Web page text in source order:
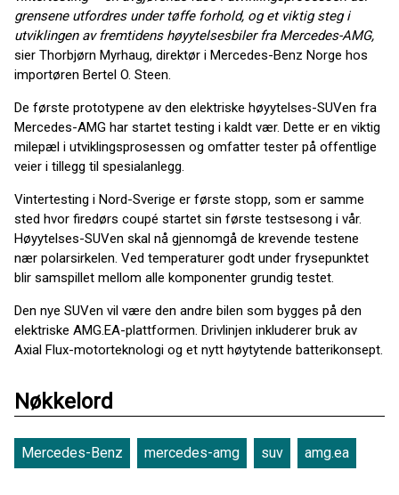
grensene utfordres under tøffe forhold, og et viktig steg i
utviklingen av fremtidens høyytelsesbiler fra Mercedes-AMG,
sier Thorbjørn Myrhaug, direktør i Mercedes-Benz Norge hos
importøren Bertel O. Steen.
De første prototypene av den elektriske høyytelses-SUVen fra
Mercedes-AMG har startet testing i kaldt vær. Dette er en viktig
milepæl i utviklingsprosessen og omfatter tester på offentlige
veier i tillegg til spesialanlegg.
Vintertesting i Nord-Sverige er første stopp, som er samme
sted hvor firedørs coupé startet sin første testsesong i vår.
Høyytelses-SUVen skal nå gjennomgå de krevende testene
nær polarsirkelen. Ved temperaturer godt under frysepunktet
blir samspillet mellom alle komponenter grundig testet.
Den nye SUVen vil være den andre bilen som bygges på den
elektriske AMG.EA-plattformen. Drivlinjen inkluderer bruk av
Axial Flux-motorteknologi og et nytt høytytende batterikonsept.
Nøkkelord
Mercedes-Benz mercedes-amg suv amg.ea